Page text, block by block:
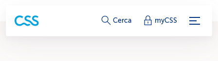
c
Cerca myCSS